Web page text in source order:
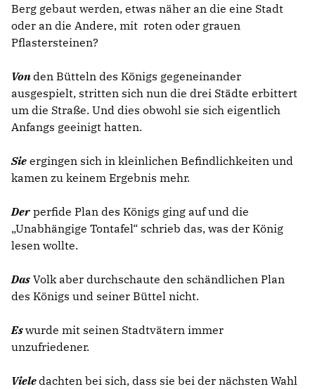
Berg gebaut werden, etwas näher an die eine Stadt
oder an die Andere, mit roten oder grauen
Pflastersteinen?
Vonden Bütteln des Königs gegeneinander
ausgespielt, stritten sich nun die drei Städte erbittert
um die Straße. Und dies obwohl sie sich eigentlich
Anfangs geeinigt hatten.
Sie ergingen sich in kleinlichen Befindlichkeiten und
kamen zu keinem Ergebnis mehr.
Der perfide Plan des Königs ging auf und die
Unabhängige Tontafel“ schrieb das, was der König
lesen wollte.
Das Volk aber durchschaute den schändlichen Plan
des Königs und seiner Büttel nicht.
Eswurde mit seinen Stadtvätern immer
unzufriedener.
Vieledachten bei sich, dass sie bei der nächsten Wahl